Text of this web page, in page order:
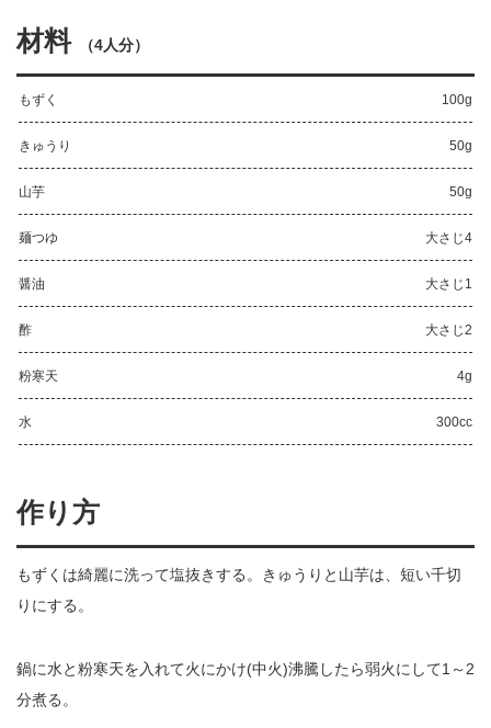
材料 （4人分）
もずく 100g
きゅうり 50g
山芋 50g
麺つゆ 大さじ4
醤油 大さじ1
酢 大さじ2
粉寒天 4g
水 300cc
作り方
もずくは綺麗に洗って塩抜きする。きゅうりと山芋は、短い千切
りにする。
鍋に水と粉寒天を入れて火にかけ(中火)沸騰したら弱火にして1～2
分煮る。